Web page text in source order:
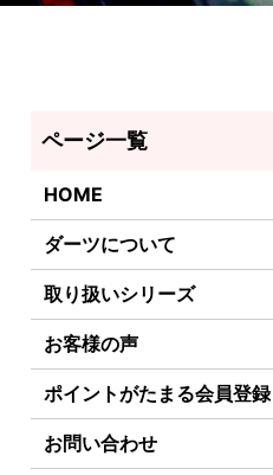
HOME
ダーツについて
取り扱いシリーズ
お客様の声
ポイントがたまる会員登録
お問い合わせ